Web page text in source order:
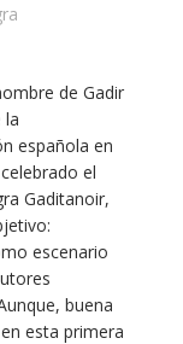
de Gadir
la
española en
el
Gaditanoir,
escenario
buena
esta primera